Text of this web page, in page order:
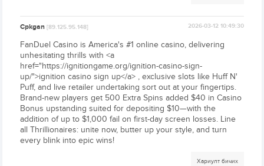
Cpkgan[89.125.95.148] 2026-03-12 10:49:30
FanDuel Casino is America's #1 online casino, delivering
unhesitating thrills with <a
href="https://ignitiongame.org/ignition-casino-sign-
up/">ignition casino sign up</a> , exclusive slots like Huff N'
Puff, and live retailer undertaking sort out at your fingertips.
Brand-new players get 500 Extra Spins added $40 in Casino
Bonus upstanding suited for depositing $10—with the
addition of up to $1,000 fail on first-day screen losses. Line
all Thrillionaires: unite now, butter up your style, and turn
every blink into epic wins!
Хариулт бичих